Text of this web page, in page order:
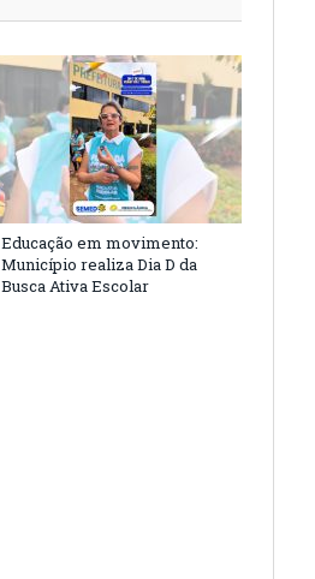
Educação em movimento:
Município realiza Dia D da
Busca Ativa Escolar